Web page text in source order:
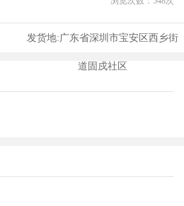
发货地:广东省深圳市宝安区西乡街
道固戍社区